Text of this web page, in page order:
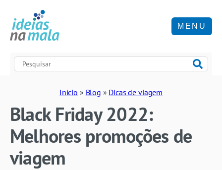
MENU
Início » Blog » Dicas de viagem
Black Friday 2022:
Melhores promoções de
viagem